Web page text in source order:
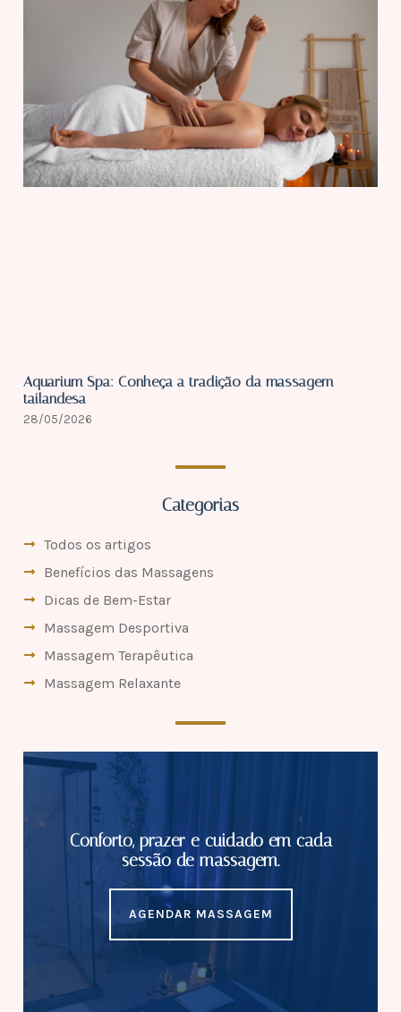
Aquarium Spa: Conheça a tradição da massagem
tailandesa
28/05/2026
Categorias
Todos os artigos
Benefícios das Massagens
Dicas de Bem-Estar
Massagem Desportiva
Massagem Terapêutica
Massagem Relaxante
Conforto, prazer e cuidado em cada
sessão de massagem.
AGENDAR MASSAGEM